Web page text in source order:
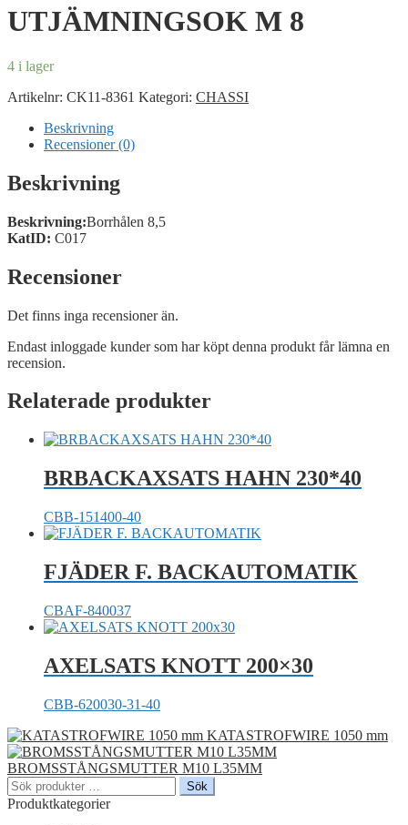
UTJÄMNINGSOK M 8
4 i lager
Artikelnr: CK11-8361 Kategori: CHASSI
Beskrivning
Recensioner (0)
Beskrivning
Beskrivning:Borrhålen 8,5
KatID: C017
Recensioner
Det finns inga recensioner än.
Endast inloggade kunder som har köpt denna produkt får lämna en
recension.
Relaterade produkter
BRBACKAXSATS HAHN 230*40
CBB-151400-40
FJÄDER F. BACKAUTOMATIK
CBAF-840037
AXELSATS KNOTT 200×30
CBB-620030-31-40
KATASTROFWIRE 1050 mm
BROMSSTÅNGSMUTTER M10 L35MM
Sök
efter:
Sök
Produktkategorier